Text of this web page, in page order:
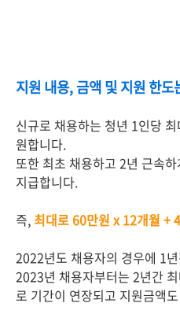
지원 내용, 금액 및 지원 한도
신규로 채용하는 청년 1인당
원합니다.
또한 최초 채용하고 2년 근속
지급합니다.
즉, 최대로 60만원 x 12개월 +
2022년도 채용자의 경우에 1
2023년 채용자부터는 2년간
로 기간이 연장되고 지원금액